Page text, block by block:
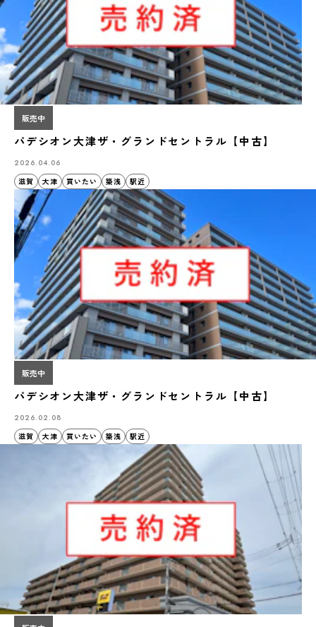
販売中
パデシオン大津ザ・グランドセントラル【中古】
2026.04.06
滋賀
大津 買いたい 築浅 駅近
販売中
パデシオン大津ザ・グランドセントラル【中古】
2026.02.08
滋賀
大津 買いたい 築浅 駅近